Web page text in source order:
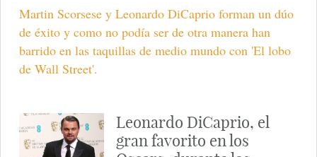
Martin Scorsese y Leonardo DiCaprio forman un dúo
de éxito y como no podía ser de otra manera han
barrido en las taquillas de medio mundo con 'El lobo
de Wall Street'.
Leonardo DiCaprio, el
gran favorito en los